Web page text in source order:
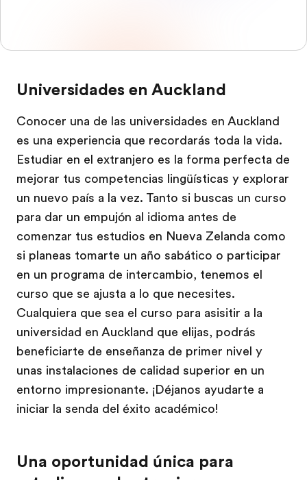
Universidades en Auckland
Conocer una de las universidades en Auckland
es una experiencia que recordarás toda la vida.
Estudiar en el extranjero es la forma perfecta de
mejorar tus competencias lingüísticas y explorar
un nuevo país a la vez. Tanto si buscas un curso
para dar un empujón al idioma antes de
comenzar tus estudios en Nueva Zelanda como
si planeas tomarte un año sabático o participar
en un programa de intercambio, tenemos el
curso que se ajusta a lo que necesites.
Cualquiera que sea el curso para asisitir a la
universidad en Auckland que elijas, podrás
beneficiarte de enseñanza de primer nivel y
unas instalaciones de calidad superior en un
entorno impresionante. ¡Déjanos ayudarte a
iniciar la senda del éxito académico!
Una oportunidad única para